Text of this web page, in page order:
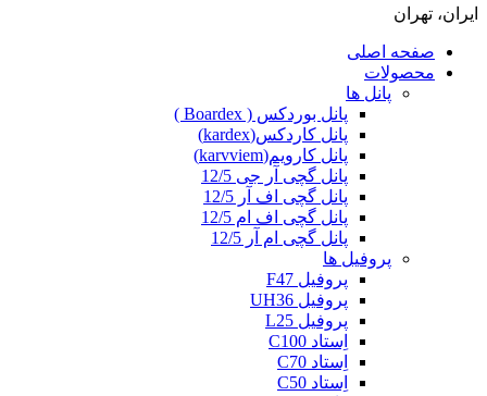
ایران، تهران
صفحه اصلی
محصولات
پانل ها
پانل بوردکس ( Boardex )
پانل کاردکس(kardex)
پانل کارویم(karvviem)
پانل گچی آر جی 12/5
پانل گچی اف آر 12/5
پانل گچی اف ام 12/5
پانل گچی ام آر 12/5
پروفیل ها
پروفیل F47
پروفیل UH36
پروفیل L25
اِستاد C100
اِستاد C70
اِستاد C50